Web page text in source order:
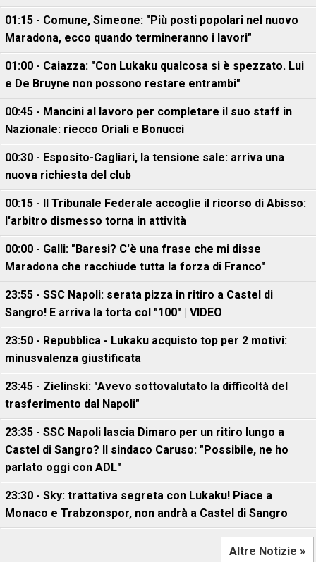
01:15 - Comune, Simeone: "Più posti popolari nel nuovo
Maradona, ecco quando termineranno i lavori"
01:00 - Caiazza: "Con Lukaku qualcosa si è spezzato. Lui
e De Bruyne non possono restare entrambi"
00:45 - Mancini al lavoro per completare il suo staff in
Nazionale: riecco Oriali e Bonucci
00:30 - Esposito-Cagliari, la tensione sale: arriva una
nuova richiesta del club
00:15 - Il Tribunale Federale accoglie il ricorso di Abisso:
l'arbitro dismesso torna in attività
00:00 - Galli: "Baresi? C'è una frase che mi disse
Maradona che racchiude tutta la forza di Franco"
23:55 - SSC Napoli: serata pizza in ritiro a Castel di
Sangro! E arriva la torta col "100" | VIDEO
23:50 - Repubblica - Lukaku acquisto top per 2 motivi:
minusvalenza giustificata
23:45 - Zielinski: "Avevo sottovalutato la difficoltà del
trasferimento dal Napoli"
23:35 - SSC Napoli lascia Dimaro per un ritiro lungo a
Castel di Sangro? Il sindaco Caruso: "Possibile, ne ho
parlato oggi con ADL"
23:30 - Sky: trattativa segreta con Lukaku! Piace a
Monaco e Trabzonspor, non andrà a Castel di Sangro
Altre Notizie »